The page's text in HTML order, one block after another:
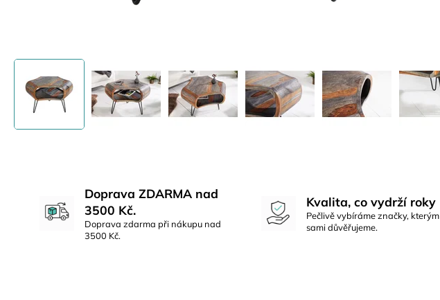
Doprava ZDARMA nad
3500 Kč.
Doprava zdarma při nákupu nad
3500 Kč.
Kvalita, co vydrží roky
Pečlivě vybíráme značky, kterým
sami důvěřujeme.